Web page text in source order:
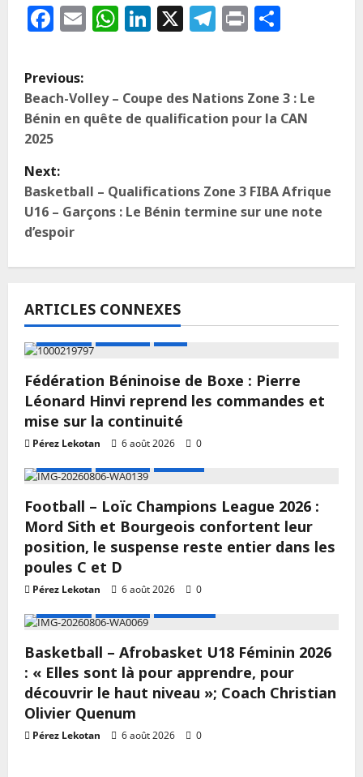
Facebook
EmailWhatsApp
LinkedIn
X Telegram
Print
Previous:
Beach-Volley – Coupe des Nations Zone 3 : Le
Bénin en quête de qualification pour la CAN
2025
Next:
Basketball – Qualifications Zone 3 FIBA Afrique
U16 – Garçons : Le Bénin termine sur une note
d’espoir
ARTICLES CONNEXES
Fédération Béninoise de Boxe : Pierre
Léonard Hinvi reprend les commandes et
mise sur la continuité
Pérez Lekotan 6 août 2026
0
Football – Loïc Champions League 2026 :
Mord Sith et Bourgeois confortent leur
position, le suspense reste entier dans les
poules C et D
Pérez Lekotan 6 août 2026
0
Basketball – Afrobasket U18 Féminin 2026
: « Elles sont là pour apprendre, pour
découvrir le haut niveau »; Coach Christian
Olivier Quenum
Pérez Lekotan 6 août 2026 0